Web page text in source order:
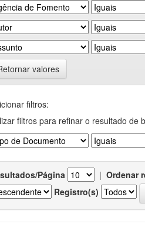
valores
filtros:
filtros para refinar o resultado de
Página | Ordenar
Registro(s)